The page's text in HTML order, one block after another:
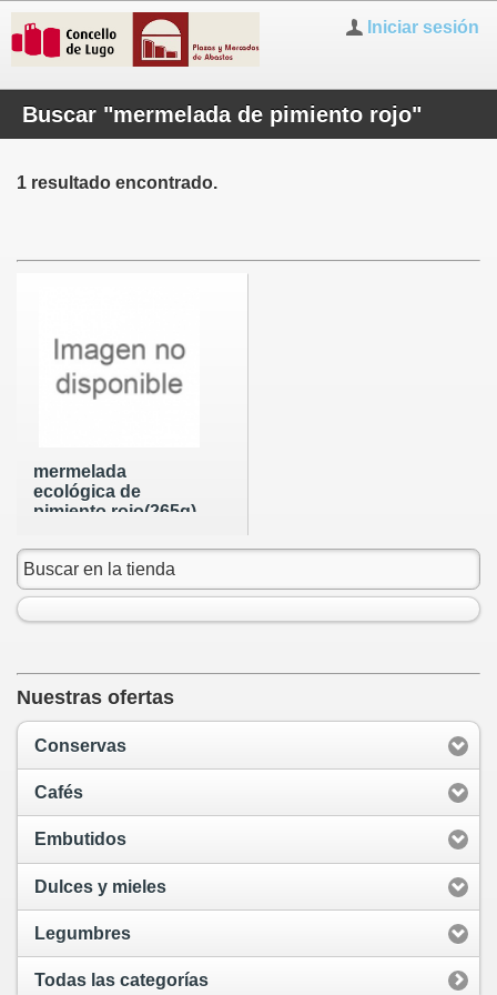
Iniciar sesión
Buscar "mermelada de pimiento rojo"
1 resultado encontrado.
mermelada
ecológica de
pimiento rojo(265g)
Nuestras ofertas
Conservas
Cafés
Embutidos
Dulces y mieles
Legumbres
Todas las categorías